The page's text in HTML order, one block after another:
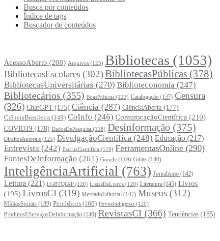
Busca por conteúdos
Índice de tags
Buscador de conteúdos
AcessoAberto (208) Arquivos (125) Bibliotecas (1053)
BibliotecasEscolares (302)BibliotecasPúblicas (378)
BibliotecasUniversitárias (270) Biblioteconomia (247)
Bibliotecários (355) BoasPráticas (123) Catalogação (137) Censura
(326) ChatGPT (175) Ciência (287) CiênciaAberta (177)
CiênciaBrasileira (149) CoInfo (246) ComunicaçãoCientífica (210)
COVID19 (178) DadosDePesquisa (118) Desinformação (375)
DireitosAutorais (125) DivulgaçãoCientífica (248) Educação (217)
Entrevista (242) EscritaCientífica (119) FerramentasOnline (290)
FontesDeInformação (261) Google (119) Guias (140)
InteligênciaArtificial (763) Jornalismo (142)
Leitura (221) LGBTQIAP (120) ListasDeLivros (120) Literatura (145) Livros
(195) LivrosCI (319) MercadoEditorial (147) Museus (312)
MídiasSociais (139) Periódicos (160) PovosIndígenas (120)
ProdutosEServiçosDeInformação (140) RevistasCI (366) Tendências (185)